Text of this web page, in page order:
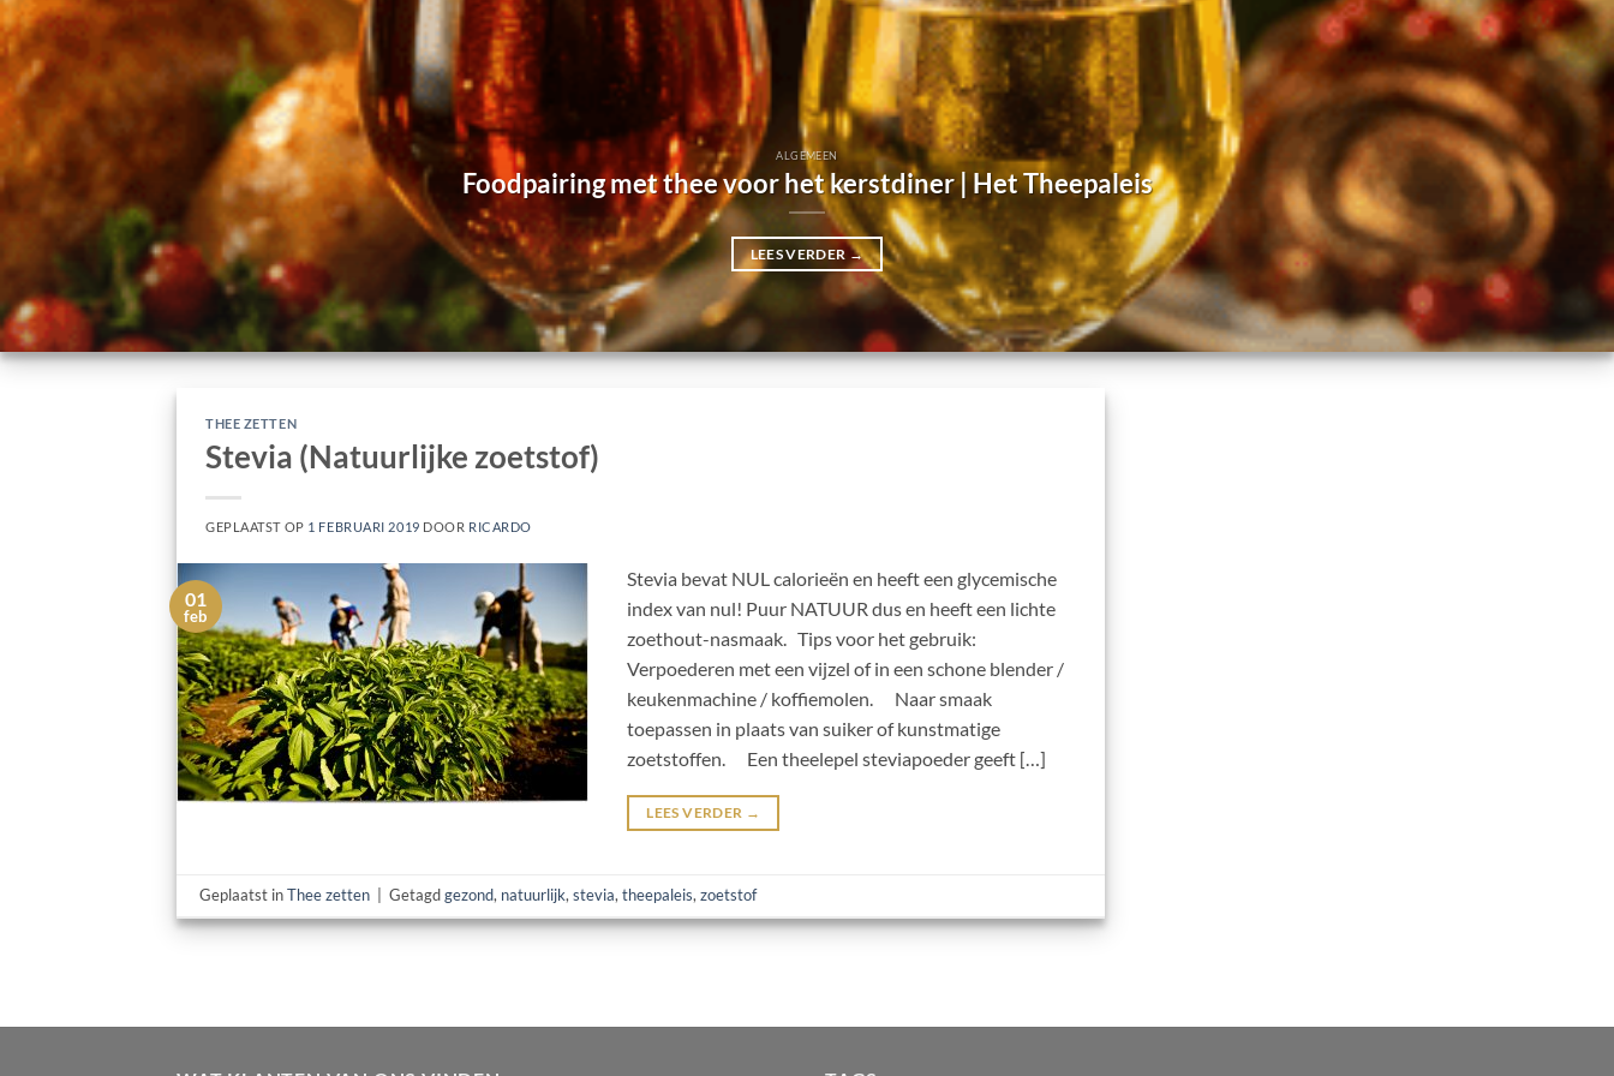
ALGEMEEN
Foodpairing met thee voor het kerstdiner | Het Theepaleis
LEES VERDER →
THEE ZETTEN
Stevia (Natuurlijke zoetstof)
GEPLAATST OP 1 FEBRUARI 2019 DOOR RICARDO
01
feb
Stevia bevat NUL calorieën en heeft een glycemische
index van nul! Puur NATUUR dus en heeft een lichte
zoethout-nasmaak. Tips voor het gebruik:
Verpoederen met een vijzel of in een schone blender /
keukenmachine / koffiemolen. Naar smaak
toepassen in plaats van suiker of kunstmatige
zoetstoffen. Een theelepel steviapoeder geeft […]
LEES VERDER →
Geplaatst inThee zetten Getagdgezond, natuurlijk,stevia,theepaleis,zoetstof